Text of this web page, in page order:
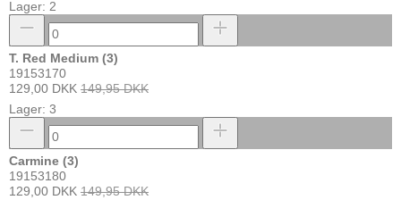
Lager: 2
T. Red Medium (3)
19153170
129,00 DKK 149,95 DKK
Lager: 3
Carmine (3)
19153180
129,00 DKK 149,95 DKK